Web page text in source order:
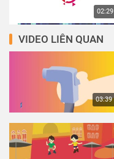
02:29
03:23
VIDEO LIÊN QUAN
03:39